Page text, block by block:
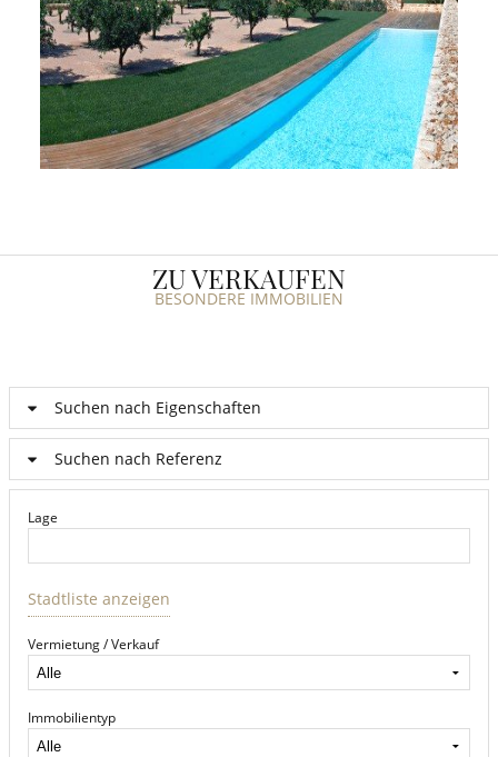
ZU VERKAUFEN
BESONDERE IMMOBILIEN
Suchen nach Eigenschaften
Suchen nach Referenz
Lage
Stadtliste anzeigen
Vermietung / Verkauf
Immobilientyp